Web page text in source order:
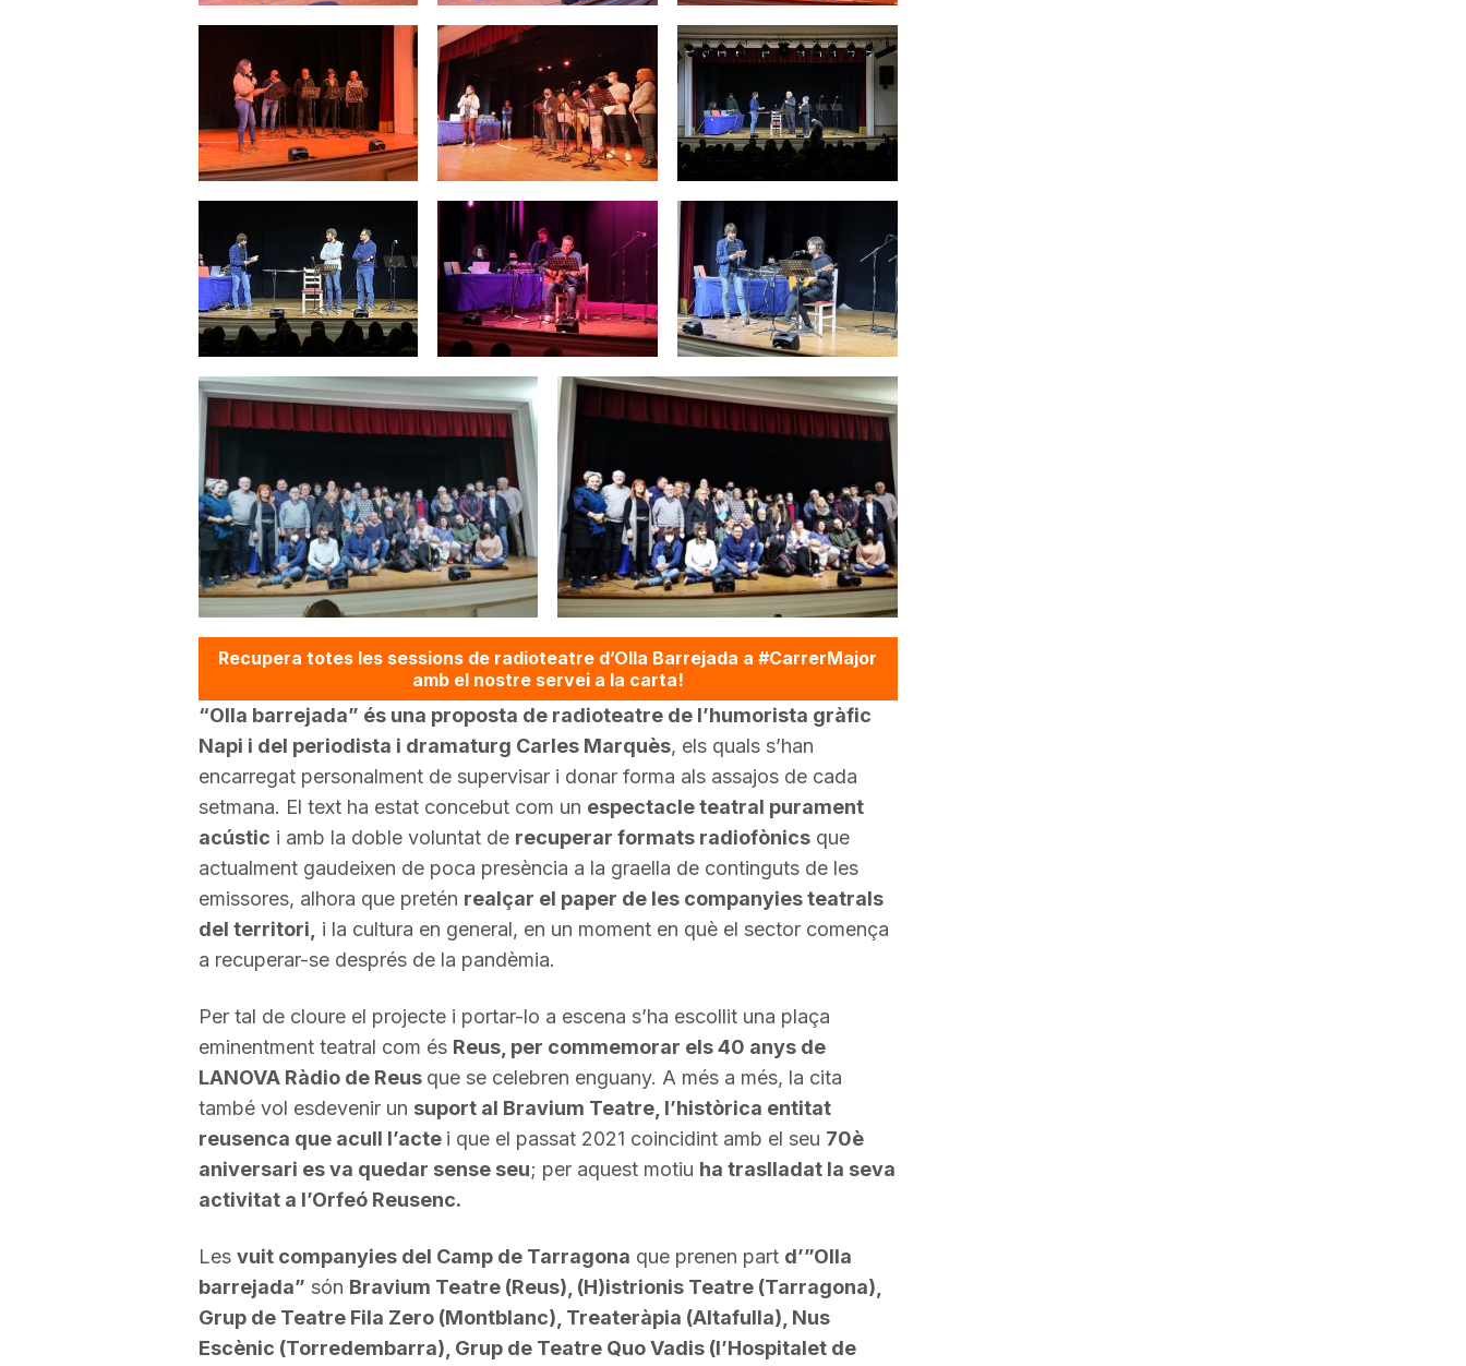
Recupera totes les sessions de radioteatre d’Olla Barrejada a #CarrerMajor
amb el nostre servei a la carta!
“Olla barrejada” és una proposta de radioteatre de l’humorista gràfic
Napi i del periodista i dramaturg Carles Marquès, els quals s’han
encarregat personalment de supervisar i donar forma als assajos de cada
setmana. El text ha estat concebut com un espectacle teatral purament
acústic i amb la doble voluntat de recuperar formats radiofònicsque
actualment gaudeixen de poca presència a la graella de continguts de les
emissores, alhora que pretén realçar el paper de les companyies teatrals
del territori, i la cultura en general, en un moment en què el sector comença
a recuperar-se després de la pandèmia.
Per tal de cloure el projecte i portar-lo a escena s’ha escollit una plaça
eminentment teatral com és Reus, per commemorar els 40 anys de
LANOVA Ràdio de Reus que se celebren enguany. A més a més, la cita
també vol esdevenir un suport al Bravium Teatre, l’històrica entitat
reusenca que acull l’acte i que el passat 2021 coincidint amb el seu 70è
aniversari es va quedar sense seu; per aquest motiu ha traslladat la seva
activitat a l’Orfeó Reusenc.
Les vuit companyies del Camp de Tarragona que prenen part d’”Olla
barrejada” són Bravium Teatre (Reus), (H)istrionis Teatre (Tarragona),
Grup de Teatre Fila Zero (Montblanc), Treateràpia (Altafulla), Nus
Escènic (Torredembarra), Grup de Teatre Quo Vadis (l’Hospitalet de